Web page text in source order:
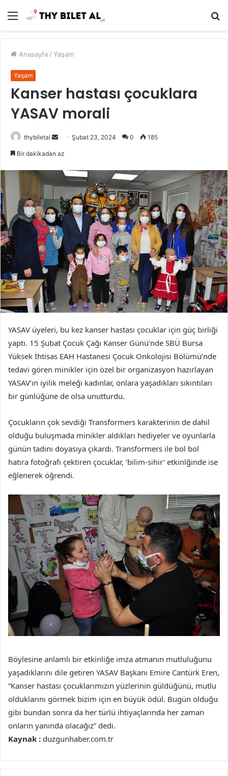
Menü
Anasayfa / Yaşam
Yaşam
Kanser hastası çocuklara
YASAV morali
thybiletal
Bir
göndermek
Şubat 23, 2024 0 185
Bir dakikadan az
YASAV üyeleri, bu kez kanser hastası çocuklar için güç birliği
yaptı. 15 Şubat Çocuk Çağı Kanser Günü’nde SBÜ Bursa
Yüksek İhtisas EAH Hastanesi Çocuk Onkolojisi Bölümü’nde
tedavi gören minikler için özel bir organizasyon hazırlayan
YASAV’ın iyilik meleği kadınlar, onlara yaşadıkları sıkıntıları
bir günlüğüne de olsa unutturdu.
Çocukların çok sevdiği Transformers karakterinin de dahil
olduğu buluşmada minikler aldıkları hediyeler ve oyunlarla
günün tadını doyasıya çıkardı. Transformers ile bol bol
hatıra fotoğrafı çektiren çocuklar, ‘bilim-sihir’ etkinlğinde ise
eğlenerek öğrendi.
Böylesine anlamlı bir etkinliğe imza atmanın mutluluğunu
yaşadıklarını dile getiren YASAV Başkanı Emire Cantürk Eren,
“Kanser hastası çocuklarımızın yüzlerinin güldüğünü, mutlu
olduklarını görmek bizim için en büyük ödül. Bugün olduğu
gibi bundan sonra da her türlü ihtiyaçlarında her zaman
onların yanında olacağız” dedi.
Kaynak : duzgunhaber.com.tr